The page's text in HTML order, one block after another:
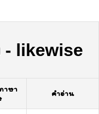
- likewise
าษา
คำอ่าน